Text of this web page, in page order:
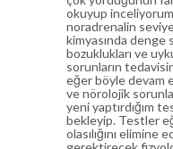
okuyup
noradrenalin
kimyasında denge
bozuklukları ve
sorunların
eğer böyle devam
ve nörolojik
yeni yaptırdığım
bekleyip. Testler
olasılığını elimine